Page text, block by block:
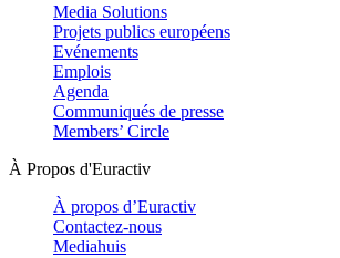
Media Solutions
Projets publics européens
Evénements
Emplois
Agenda
Communiqués de presse
Members’ Circle
À Propos d'Euractiv
À propos d’Euractiv
Contactez-nous
Mediahuis